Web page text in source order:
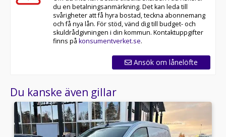
du en betalningsanmärkning. Det kan leda till
svårigheter att få hyra bostad, teckna abonnemang
och få nya lån. För stöd, vänd dig till budget- och
skuldrådgivningen i din kommun. Kontaktuppgifter
finns på konsumentverket.se.
Ansök om lånelöfte
Du kanske även gillar